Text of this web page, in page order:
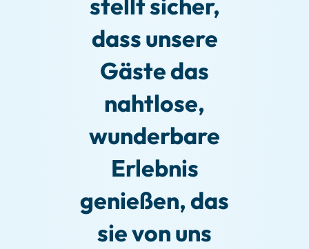
stellt sicher,
dass unsere
Gäste das
nahtlose,
wunderbare
Erlebnis
genießen, das
sie von uns